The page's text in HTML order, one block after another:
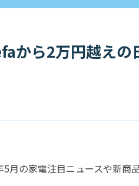
から2万円越えの
月の家電注目ニュースや新商